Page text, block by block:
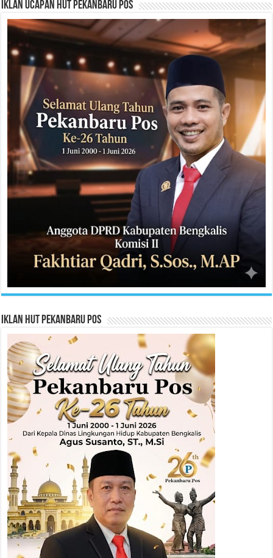
Iklan Ucapan HUT Pekanbaru Pos
Iklan HUT Pekanbaru Pos